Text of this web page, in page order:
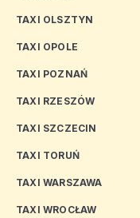
TAXI OLSZTYN
TAXI OPOLE
TAXI POZNAŃ
TAXI RZESZÓW
TAXI SZCZECIN
TAXI TORUŃ
TAXI WARSZAWA
TAXI WROCŁAW